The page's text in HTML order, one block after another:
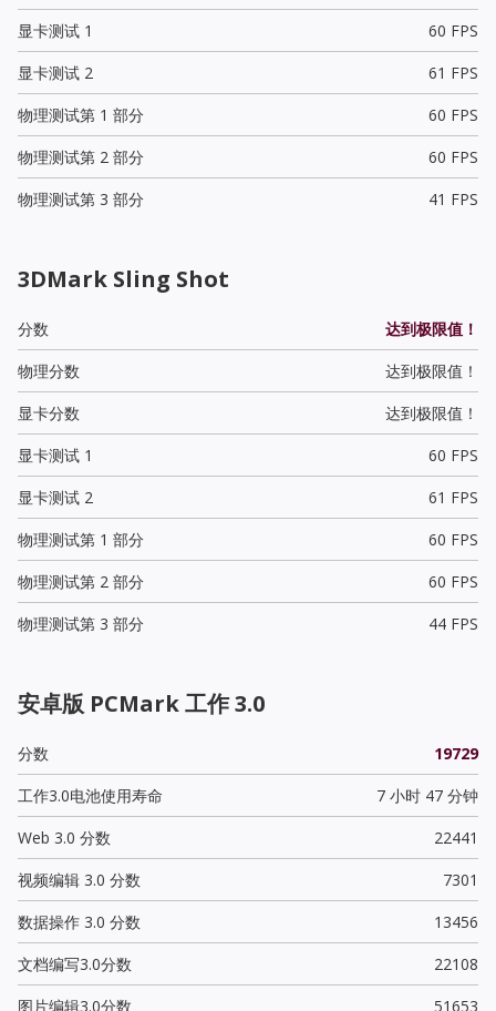
显卡测试 1
60 FPS
显卡测试 2
61 FPS
物理测试第 1 部分
60 FPS
物理测试第 2 部分
60 FPS
物理测试第 3 部分
41 FPS
3DMark Sling Shot
分数
达到极限值！
物理分数
达到极限值！
显卡分数
达到极限值！
显卡测试 1
60 FPS
显卡测试 2
61 FPS
物理测试第 1 部分
60 FPS
物理测试第 2 部分
60 FPS
物理测试第 3 部分
44 FPS
安卓版 PCMark 工作 3.0
分数
19729
工作3.0电池使用寿命
7 小时 47 分钟
Web 3.0 分数
22441
视频编辑 3.0 分数
7301
数据操作 3.0 分数
13456
文档编写3.0分数
22108
图片编辑3.0分数
51653